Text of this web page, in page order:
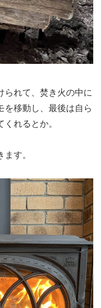
られて、焚き火の中に
を移動し、最後は自ら
れるとか。
す。